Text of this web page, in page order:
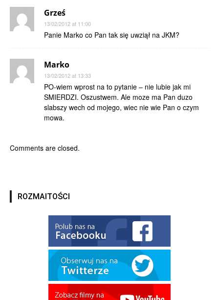
Grześ
13/02/2012 at 11:00
Panie Marko co Pan tak się uwziął na JKM?
Marko
13/02/2012 at 13:33
PO-wiem wprost na to pytanie – nie lubie jak mi
SMIERDZI. Oszustwem. Ale moze ma Pan duzo
slabszy wech od mojego, wiec nie wie Pan o czym
mowa.
Comments are closed.
ROZMAITOŚCI